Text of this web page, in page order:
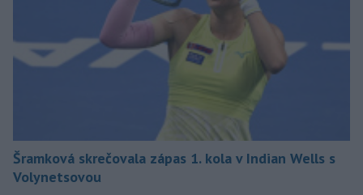
Šramková skrečovala zápas 1. kola v Indian Wells s
Volynetsovou